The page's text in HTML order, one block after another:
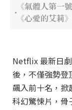
《氣體人第一
《心愛的艾莉
Netflix 最新日
後，不僅強勢登
飆入前十名，掀
科幻驚悚片，骨